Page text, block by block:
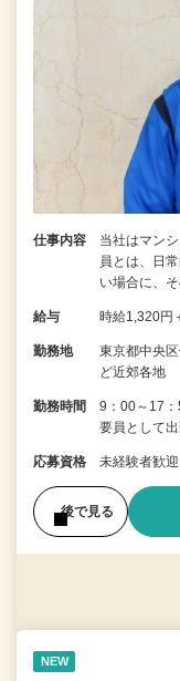
仕事内容
当社はマン
員とは、日
い場合に、
給与 時給1,320円
勤務地
東京都中央
ど近郊各地
勤務時間
9：00～17
要員として
応募資格 未経験者歓迎
後で見る
NEW